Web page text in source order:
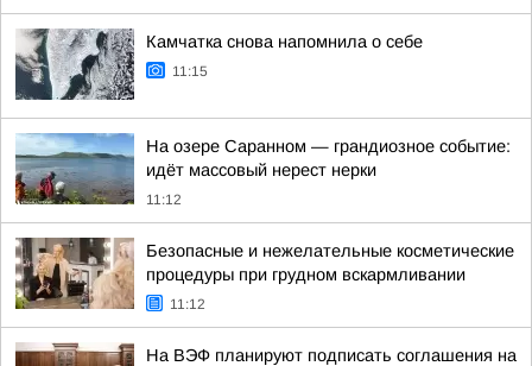
Камчатка снова напомнила о себе
11:15
На озере Саранном — грандиозное событие:
идёт массовый нерест нерки
11:12
Безопасные и нежелательные косметические
процедуры при грудном вскармливании
11:12
На ВЭФ планируют подписать соглашения на